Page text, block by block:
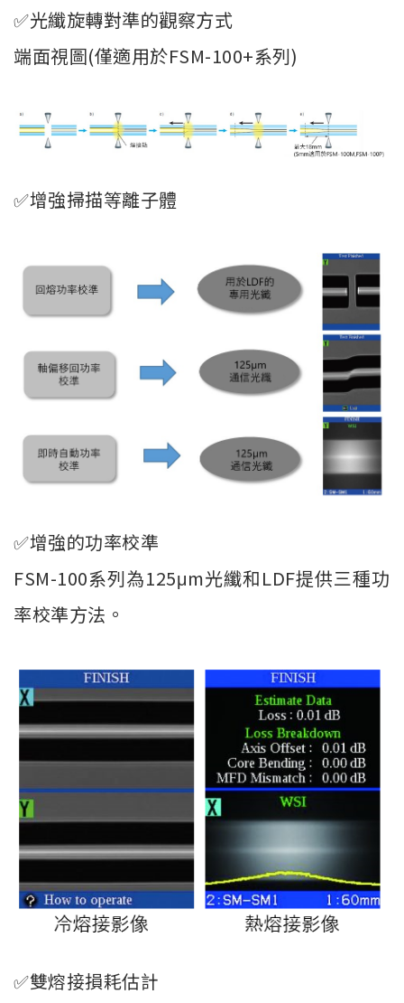
✅光纖旋轉對準的觀察方式
端面視圖(僅適用於FSM-100+系列)
✅增強掃描等離子體
✅增強的功率校準
FSM-100系列為125μm光纖和LDF提供三種功
率校準方法。
✅雙熔接損耗估計